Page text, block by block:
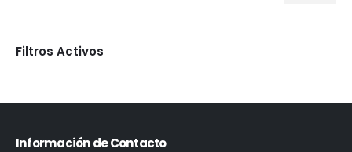
Filtros Activos
Información de Contacto